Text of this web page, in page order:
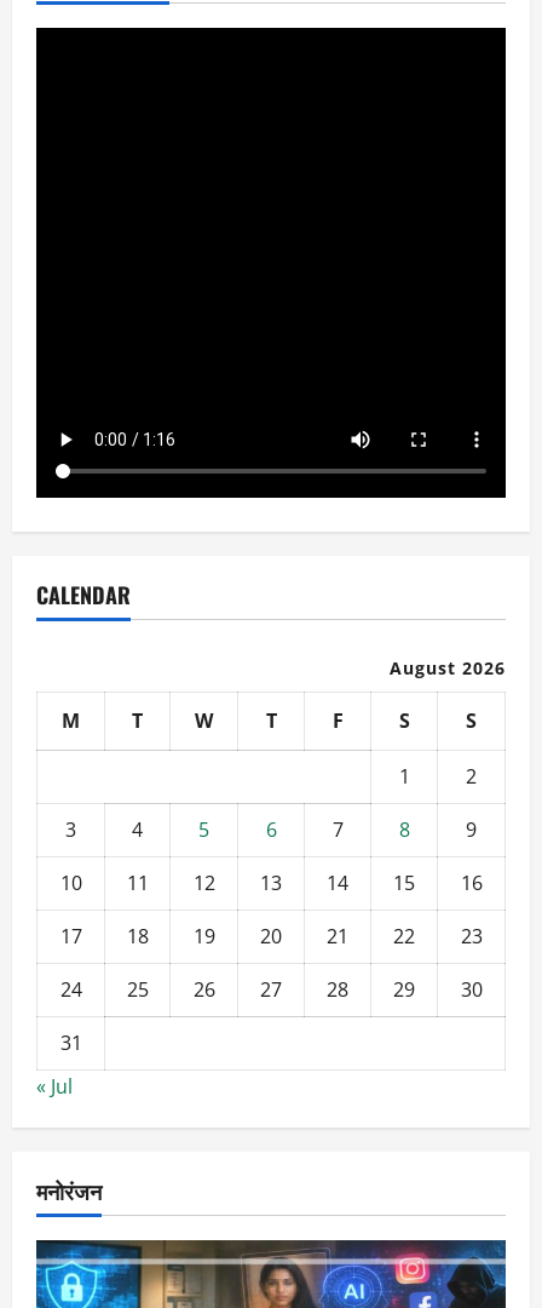
CALENDAR
August 2026
M T W T F S S
1
2
3
4 5 6 7 8
9
10
11 12 13 14 15
16
17
18 19 20 21 22
23
24
25 26 27 28 29
30
31
« Jul
मनोरंजन